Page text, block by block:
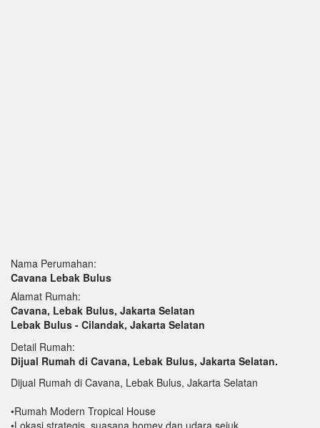
Nama Perumahan:
Cavana Lebak Bulus
Alamat Rumah:
Cavana, Lebak Bulus, Jakarta Selatan
Lebak Bulus - Cilandak, Jakarta Selatan
Detail Rumah:
Dijual Rumah di Cavana, Lebak Bulus, Jakarta Selatan.
Dijual Rumah di Cavana, Lebak Bulus, Jakarta Selatan
•Rumah Modern Tropical House
•Lokasi strategis, suasana homey dan udara sejuk